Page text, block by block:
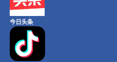
今日头条